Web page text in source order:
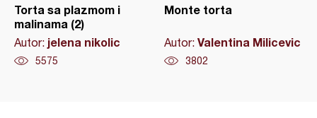
Torta sa plazmom i
malinama (2)
Autor: jelena nikolic
5575
Monte torta
Autor: Valentina Milicevic
3802